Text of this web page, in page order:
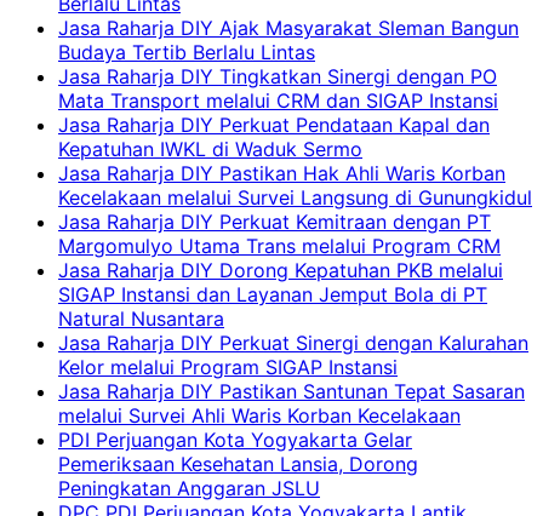
Jasa Raharja DIY Ajak Masyarakat Sleman Bangun
Budaya Tertib Berlalu Lintas
Jasa Raharja DIY Tingkatkan Sinergi dengan PO
Mata Transport melalui CRM dan SIGAP Instansi
Jasa Raharja DIY Perkuat Pendataan Kapal dan
Kepatuhan IWKL di Waduk Sermo
Jasa Raharja DIY Pastikan Hak Ahli Waris Korban
Kecelakaan melalui Survei Langsung di Gunungkidul
Jasa Raharja DIY Perkuat Kemitraan dengan PT
Margomulyo Utama Trans melalui Program CRM
Jasa Raharja DIY Dorong Kepatuhan PKB melalui
SIGAP Instansi dan Layanan Jemput Bola di PT
Natural Nusantara
Jasa Raharja DIY Perkuat Sinergi dengan Kalurahan
Kelor melalui Program SIGAP Instansi
Jasa Raharja DIY Pastikan Santunan Tepat Sasaran
melalui Survei Ahli Waris Korban Kecelakaan
PDI Perjuangan Kota Yogyakarta Gelar
Pemeriksaan Kesehatan Lansia, Dorong
Peningkatan Anggaran JSLU